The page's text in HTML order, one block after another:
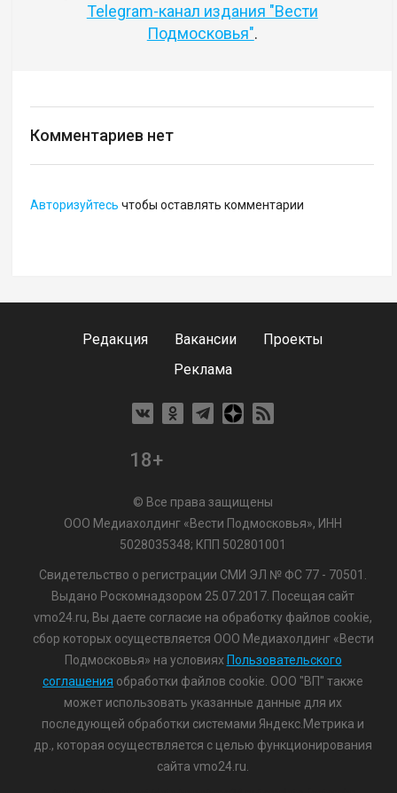
Telegram-канал издания "Вести
Подмосковья".
Комментариев нет
Авторизуйтесь чтобы оставлять комментарии
Редакция Вакансии
Проекты
Реклама
18+
© Все права защищены
ООО Медиахолдинг «Вести Подмосковья», ИНН
5028035348; КПП 502801001
Свидетельство о регистрации СМИ ЭЛ № ФС 77 - 70501.
Выдано Роскомнадзором 25.07.2017. Посещая сайт
vmo24.ru, Вы даете согласие на обработку файлов cookie,
сбор которых осуществляется ООО Медиахолдинг «Вести
Подмосковья» на условиях Пользовательского
соглашения обработки файлов cookie. ООО "ВП" также
может использовать указанные данные для их
последующей обработки системами Яндекс.Метрика и
др., которая осуществляется с целью функционирования
сайта vmo24.ru.